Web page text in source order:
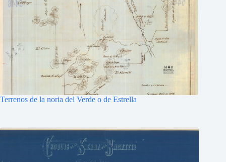
Terrenos de la noria del Verde o de Estrella